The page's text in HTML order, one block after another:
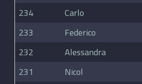
234
Carlo
233
Federico
232
Alessandra
231
Nicol